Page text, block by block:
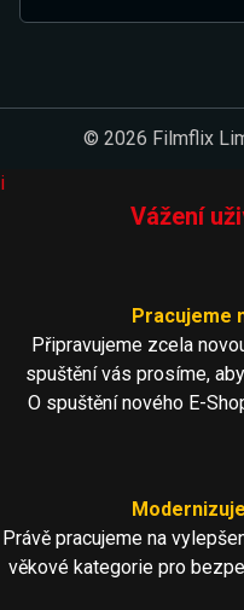
© 2026 Filmflix
i
Vážení
Pracujeme
Připravujeme zcela
spuštění vás prosíme,
O spuštění nového E-
Právě pracujeme na
věkové kategorie pro